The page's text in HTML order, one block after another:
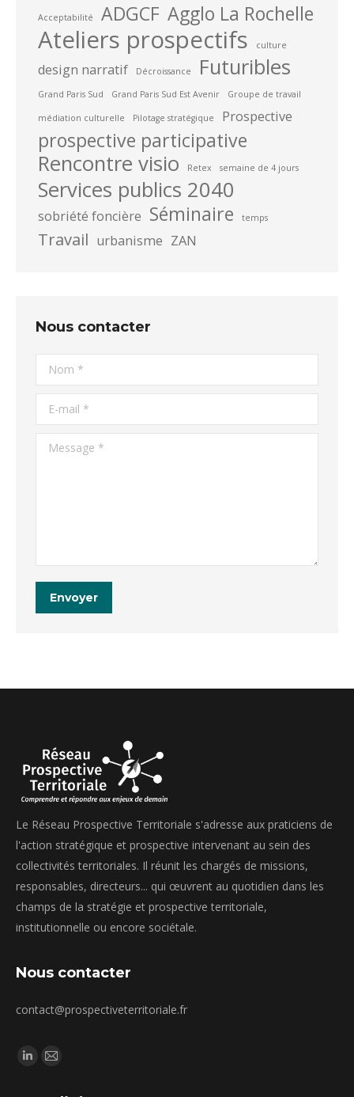
Acceptabilité ADGCF Agglo La Rochelle
Ateliers prospectifs culture
design narratif Décroissance Futuribles
Grand Paris Sud Grand Paris Sud Est Avenir Groupe de travail
médiation culturelle Pilotage stratégique Prospective
prospective participative
Rencontre visio Retex semaine de 4 jours
Services publics 2040
sobriété foncière Séminaire temps
Travail urbanisme ZAN
Nous contacter
Nom *
E-mail *
Message *
Envoyer
Le Réseau Prospective Territoriale s'adresse aux praticiens de
l'action stratégique et prospective intervenant au sein des
collectivités territoriales. Il réunit les chargés de missions,
responsables, directeurs... qui œuvrent au quotidien dans les
champs de la stratégie et prospective territoriale,
institutionnelle ou encore sociétale.
Nous contacter
contact@prospectiveterritoriale.fr
Trouvez nous sur :
La
La